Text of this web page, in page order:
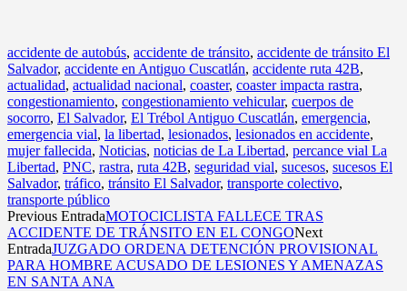
accidente de autobús, accidente de tránsito, accidente de tránsito El
Salvador, accidente en Antiguo Cuscatlán, accidente ruta 42B,
actualidad, actualidad nacional, coaster, coaster impacta rastra,
congestionamiento, congestionamiento vehicular, cuerpos de
socorro, El Salvador, El Trébol Antiguo Cuscatlán, emergencia,
emergencia vial, la libertad, lesionados, lesionados en accidente,
mujer fallecida, Noticias, noticias de La Libertad, percance vial La
Libertad, PNC, rastra, ruta 42B, seguridad vial, sucesos, sucesos El
Salvador, tráfico, tránsito El Salvador, transporte colectivo,
transporte público
Previous EntradaMOTOCICLISTA FALLECE TRAS
ACCIDENTE DE TRÁNSITO EN EL CONGONext
EntradaJUZGADO ORDENA DETENCIÓN PROVISIONAL
PARA HOMBRE ACUSADO DE LESIONES Y AMENAZAS
EN SANTA ANA